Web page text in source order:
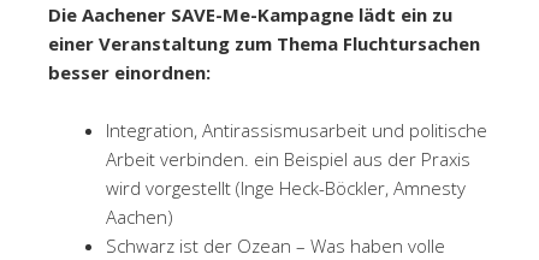
Die Aachener SAVE-Me-Kampagne lädt ein zu
einer Veranstaltung zum Thema Fluchtursachen
besser einordnen:
Integration, Antirassismusarbeit und politische
Arbeit verbinden. ein Beispiel aus der Praxis
wird vorgestellt (Inge Heck-Böckler, Amnesty
Aachen)
Schwarz ist der Ozean – Was haben volle